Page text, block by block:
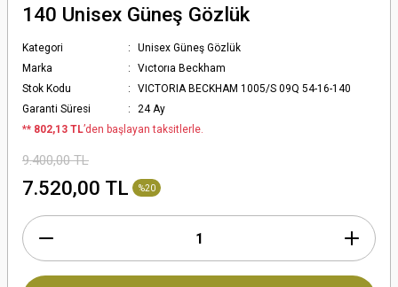
140 Unisex Güneş Gözlük
Kategori
Unisex Güneş Gözlük
Marka
Vıctorıa Beckham
Stok Kodu
VICTORIA BECKHAM 1005/S 09Q 54-16-140
Garanti Süresi
24 Ay
** 802,13 TL’den başlayan taksitlerle.
9.400,00 TL
7.520,00 TL %20